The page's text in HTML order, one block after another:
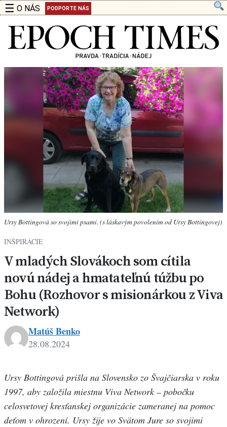
☰ O NÁS PODPORTE NÁS
Ursy Bottingová so svojimi psami. (s láskavým povolením od Ursy Bottingovej)
INŠPIRÁCIE
V mladých Slovákoch som cítila
novú nádej a hmatateľnú túžbu po
Bohu (Rozhovor s misionárkou z Viva
Network)
Matúš Benko
28.08.2024
Ursy Bottingová prišla na Slovensko zo Švajčiarska v roku
1997, aby založila miestnu Viva Network – pobočku
celosvetovej kresťanskej organizácie zameranej na pomoc
deťom v ohrození. Ursy žije vo Svätom Jure so svojimi